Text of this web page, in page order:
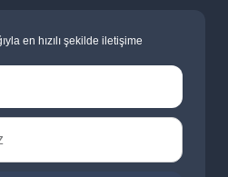
en hızılı şekilde iletişime